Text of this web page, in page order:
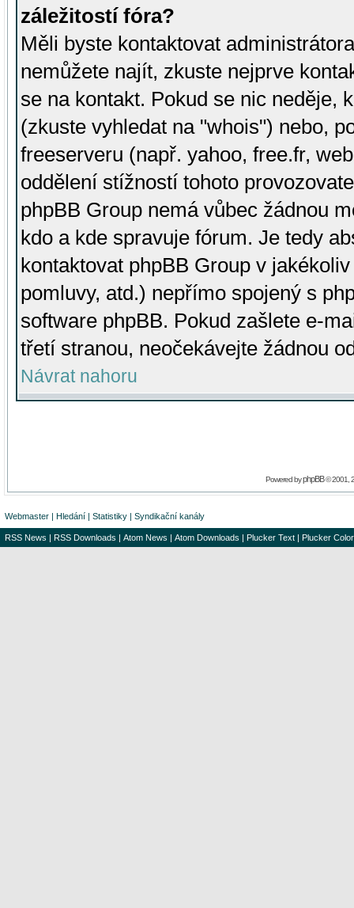
záležitostí fóra?
Měli byste kontaktovat
nemůžete najít, zkuste nejprve
se na kontakt. Pokud se nic neděje,
(zkuste vyhledat na "whois") nebo,
freeserveru (např. yahoo, free.fr,
oddělení stížností tohoto
phpBB Group nemá vůbec žádnou
kdo a kde spravuje fórum. Je tedy
kontaktovat phpBB Group v
pomluvy, atd.) nepřímo spojený s
software phpBB. Pokud zašlete e-
třetí stranou, neočekávejte žádnou
Návrat nahoru
Powered byphpBB© 2001,
Webmaster | Hledání | Statistiky | Syndikační kanály
RSS News | RSS Downloads | Atom News | Atom Downloads | Plucker Text | Plucker Color